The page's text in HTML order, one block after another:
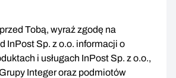
Tobą, wyraź zgodę na
InPost Sp. z o.o. informacji o
i usługach InPost Sp. z o.o.,
Integer oraz podmiotów